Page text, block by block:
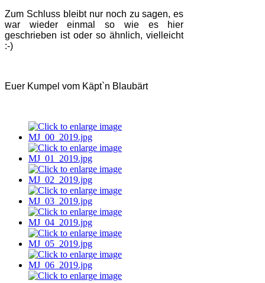
Zum Schluss bleibt nur noch zu sagen, es
war wieder einmal so wie es hier
geschrieben ist oder so ähnlich, vielleicht
:-)
Euer Kumpel vom Käpt`n Blaubärt